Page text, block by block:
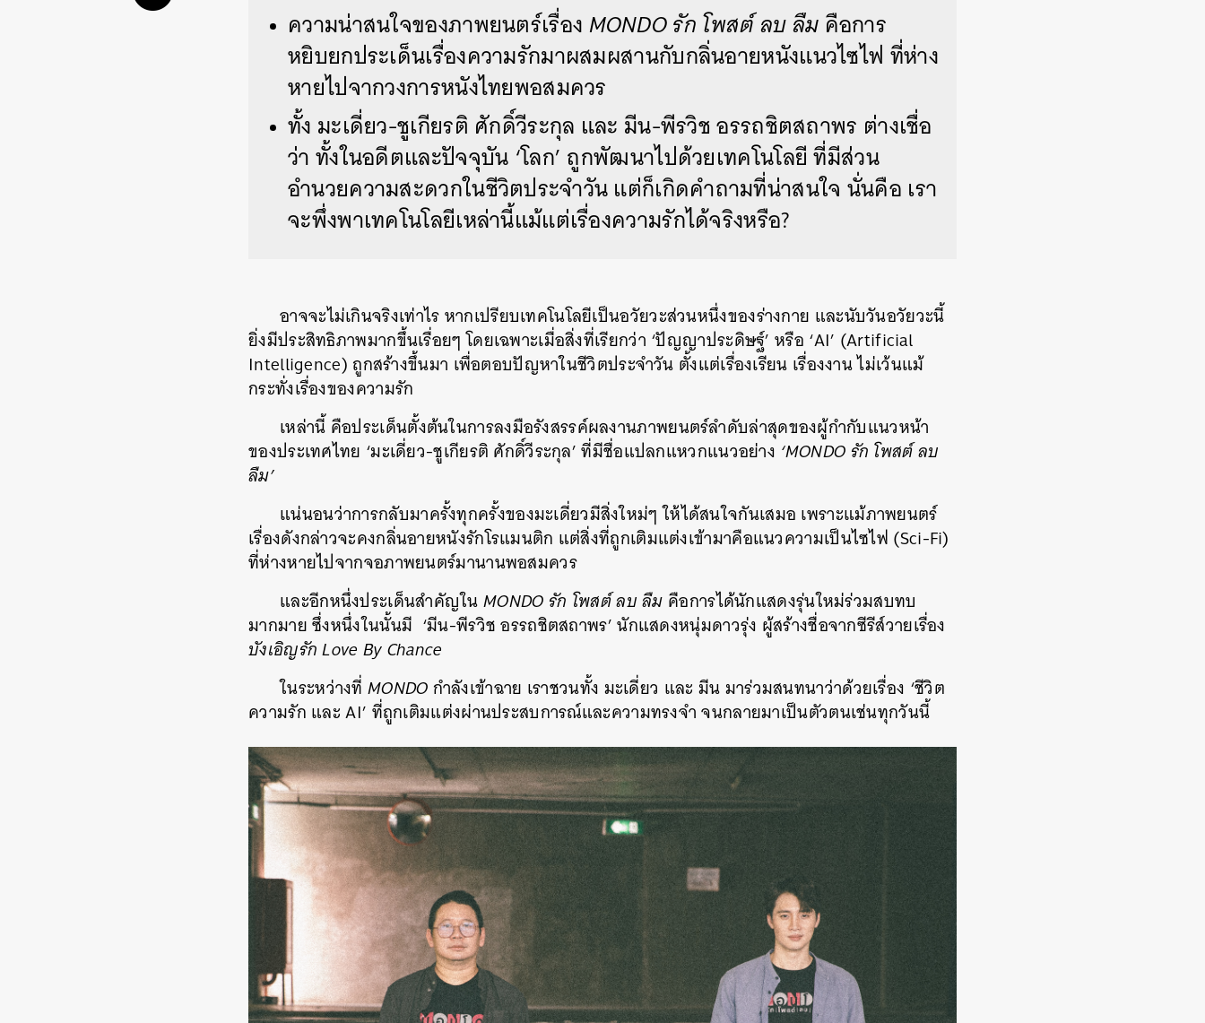
ความน่าสนใจของภาพยนตร์เรื่องMONDO รัก โพสต์ ลบ ลืมคือการ
หยิบยกประเด็นเรื่องความรักมาผสมผสานกับกลิ่นอายหนังแนวไซไฟ ที่ห่าง
หายไปจากวงการหนังไทยพอสมควร
ทั้ง มะเดี่ยว-ชูเกียรติ ศักดิ์วีระกุล และ มีน-พีรวิช อรรถชิตสถาพร ต่างเชื่อ
ว่า ทั้งในอดีตและปัจจุบัน ‘โลก’ ถูกพัฒนาไปด้วยเทคโนโลยี ที่มีส่วน
อำนวยความสะดวกในชีวิตประจำวัน แต่ก็เกิดคำถามที่น่าสนใจ นั่นคือ เรา
จะพึ่งพาเทคโนโลยีเหล่านี้แม้แต่เรื่องความรักได้จริงหรือ?
อาจจะไม่เกินจริงเท่าไร หากเปรียบเทคโนโลยีเป็นอวัยวะส่วนหนึ่งของร่างกาย และนับวันอวัยวะนี้
ยิ่งมีประสิทธิภาพมากขึ้นเรื่อยๆ โดยเฉพาะเมื่อสิ่งที่เรียกว่า ‘ปัญญาประดิษฐ์’ หรือ ‘AI’ (Artificial
Intelligence) ถูกสร้างขึ้นมา เพื่อตอบปัญหาในชีวิตประจำวัน ตั้งแต่เรื่องเรียน เรื่องงาน ไม่เว้นแม้
กระทั่งเรื่องของความรัก
เหล่านี้ คือประเด็นตั้งต้นในการลงมือรังสรรค์ผลงานภาพยนตร์ลำดับล่าสุดของผู้กำกับแนวหน้า
ของประเทศไทย ‘มะเดี่ยว-ชูเกียรติ ศักดิ์วีระกุล’ ที่มีชื่อแปลกแหวกแนวอย่าง ‘MONDO รัก โพสต์ ลบ
ลืม’
แน่นอนว่าการกลับมาครั้งทุกครั้งของมะเดี่ยวมีสิ่งใหม่ๆ ให้ได้สนใจกันเสมอ เพราะแม้ภาพยนตร์
เรื่องดังกล่าวจะคงกลิ่นอายหนังรักโรแมนติก แต่สิ่งที่ถูกเติมแต่งเข้ามาคือแนวความเป็นไซไฟ (Sci-Fi)
ที่ห่างหายไปจากจอภาพยนตร์มานานพอสมควร
และอีกหนึ่งประเด็นสำคัญในMONDO รัก โพสต์ ลบ ลืม คือการได้นักแสดงรุ่นใหม่ร่วมสบทบ
มากมาย ซึ่งหนึ่งในนั้นมี ‘มีน-พีรวิช อรรถชิตสถาพร’ นักแสดงหนุ่มดาวรุ่ง ผู้สร้างชื่อจากซีรีส์วายเรื่อง
บังเอิญรัก Love By Chance
ในระหว่างที่ MONDOกำลังเข้าฉาย เราชวนทั้ง มะเดี่ยว และ มีน มาร่วมสนทนาว่าด้วยเรื่อง ‘ชีวิต
ความรัก และ AI’ ที่ถูกเติมแต่งผ่านประสบการณ์และความทรงจำ จนกลายมาเป็นตัวตนเช่นทุกวันนี้
SHARE TWEET LINE EMAIL